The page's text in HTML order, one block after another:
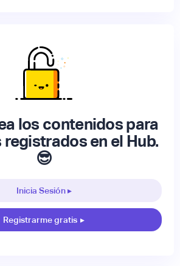
los contenidos para
en el Hub.
😎
Inicia Sesión ▸
Registrarme gratis ▸